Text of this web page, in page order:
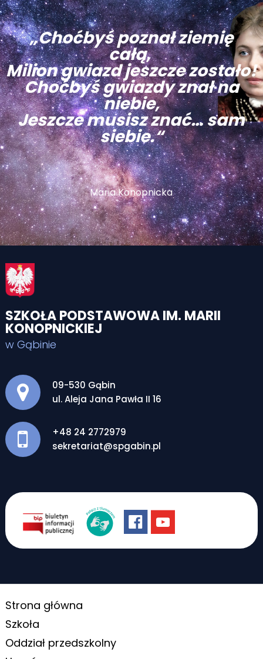
„Choćbyś poznał ziemię
całą,
Milion gwiazd jeszcze zostało!
Choćbyś gwiazdy znał na
niebie,
Jeszcze musisz znać… sam
siebie.“
Maria Konopnicka
SZKOŁA PODSTAWOWA IM. MARII
KONOPNICKIEJ
w Gąbinie
Adres pocztowy:
09-530 Gąbin
ul. Aleja Jana Pawła II 16
+48 24 2772979
sekretariat@spgabin.pl
Strona główna
Szkoła
Oddział przedszkolny